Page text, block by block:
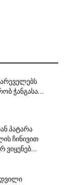
ჭანგასა...
პატარა
ჩინივით